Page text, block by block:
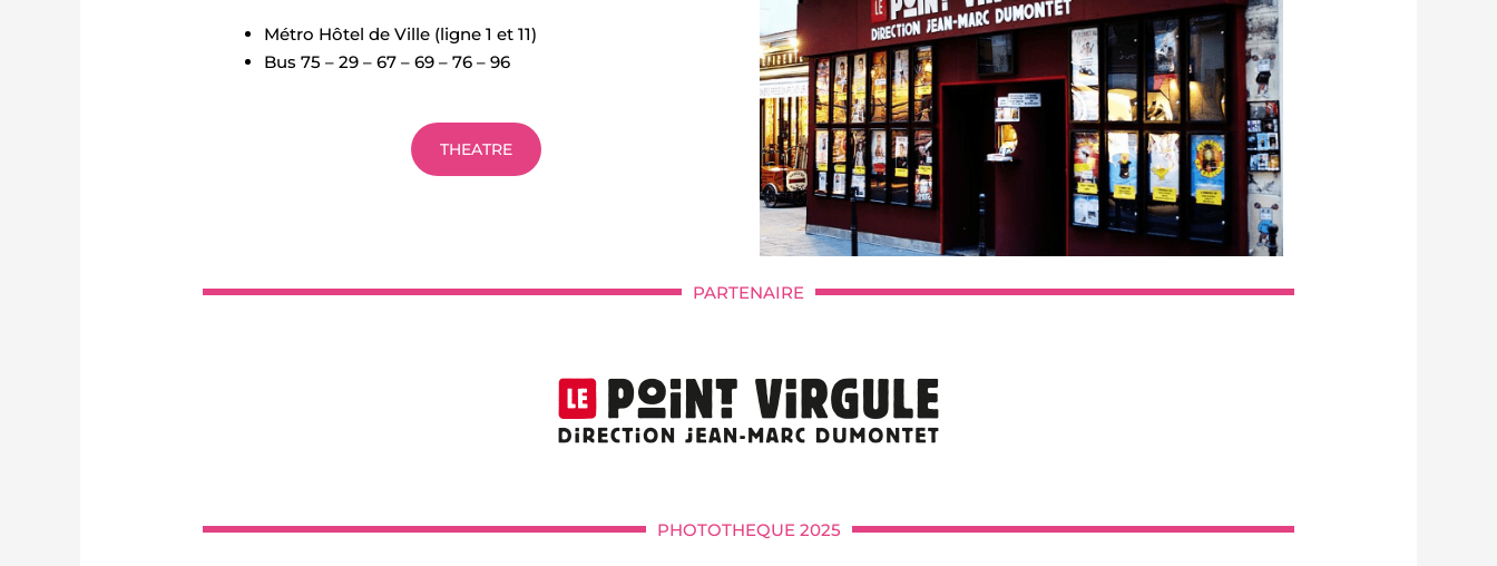
Métro Hôtel de Ville (ligne 1 et 11)
Bus 75 – 29 – 67 – 69 – 76 – 96
THEATRE
PARTENAIRE
PHOTOTHEQUE 2025